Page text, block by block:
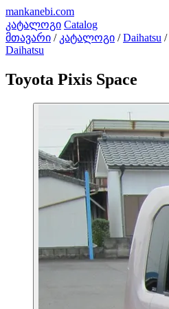
mankanebi.com
კატალოგი Catalog
მთავარი / კატალოგი / Daihatsu /
Daihatsu
Toyota Pixis Space